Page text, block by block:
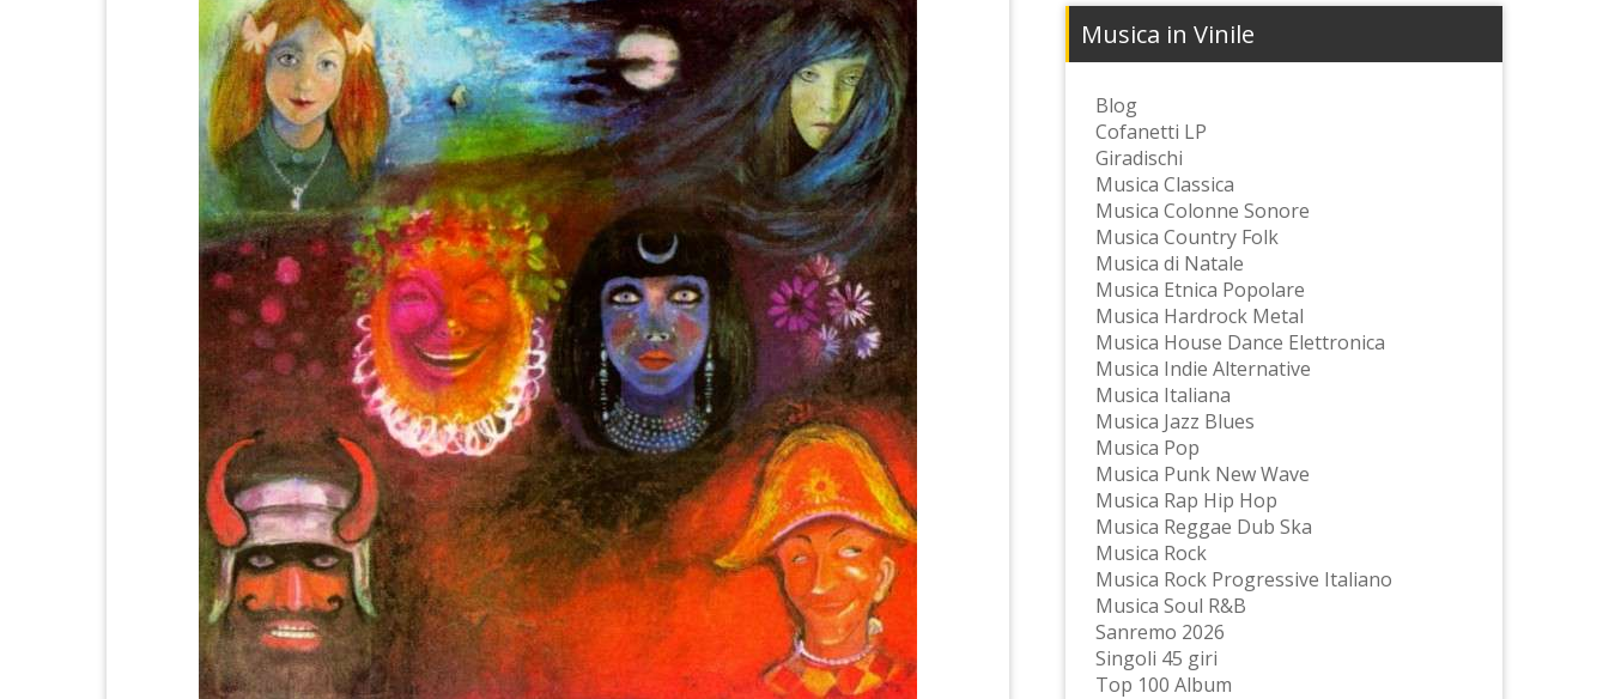
Musica in Vinile
Blog
Cofanetti LP
Giradischi
Musica Classica
Musica Colonne Sonore
Musica Country Folk
Musica di Natale
Musica Etnica Popolare
Musica Hardrock Metal
Musica House Dance Elettronica
Musica Indie Alternative
Musica Italiana
Musica Jazz Blues
Musica Pop
Musica Punk New Wave
Musica Rap Hip Hop
Musica Reggae Dub Ska
Musica Rock
Musica Rock Progressive Italiano
Musica Soul R&B
Sanremo 2026
Singoli 45 giri
Top 100 Album